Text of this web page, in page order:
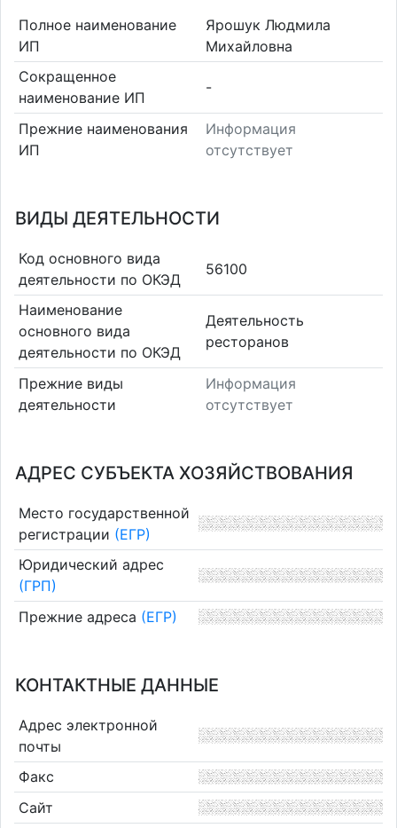
Полное наименование
ИП
Ярошук Людмила
Михайловна
Сокращенное
наименование ИП
-
Прежние наименования
ИП
Информация
отсутствует
ВИДЫ ДЕЯТЕЛЬНОСТИ
Код основного вида
деятельности по ОКЭД
56100
Наименование
основного вида
деятельности по ОКЭД
Деятельность
ресторанов
Прежние виды
деятельности
Информация
отсутствует
АДРЕС СУБЪЕКТА ХОЗЯЙСТВОВАНИЯ
Место государственной
регистрации (ЕГР)
Юридический адрес
(ГРП)
Прежние адреса (ЕГР)
КОНТАКТНЫЕ ДАННЫЕ
Адрес электронной
почты
Факс
Сайт